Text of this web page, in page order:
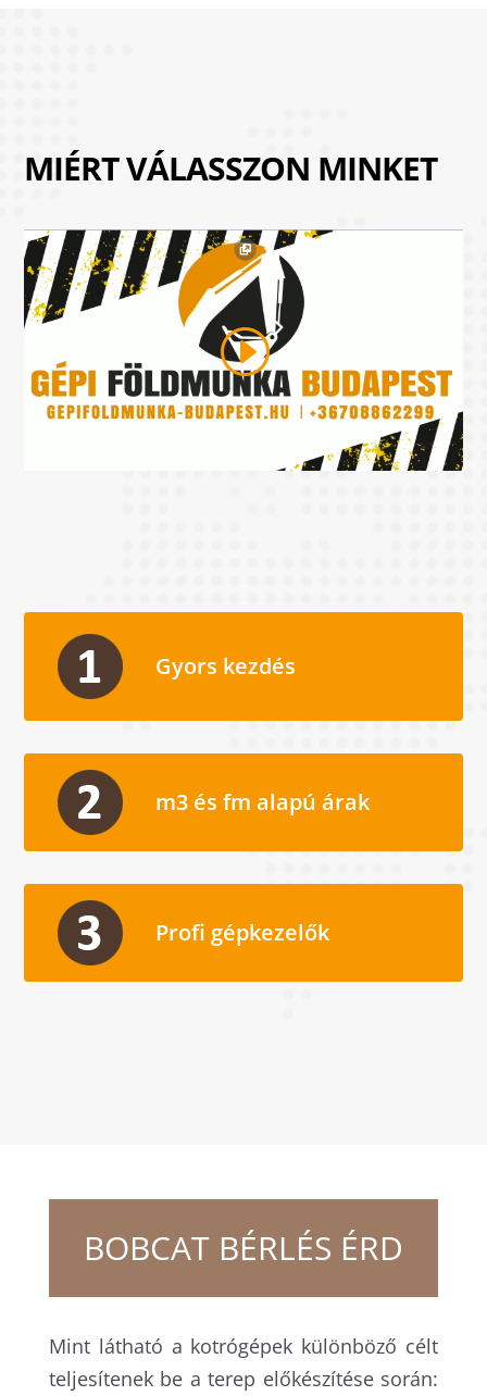
MIÉRT VÁLASSZON MINKET
Gyors kezdés
m3 és fm alapú árak
Profi gépkezelők
BOBCAT BÉRLÉS ÉRD
Mint látható a kotrógépek különböző célt
teljesítenek be a terep előkészítése során: